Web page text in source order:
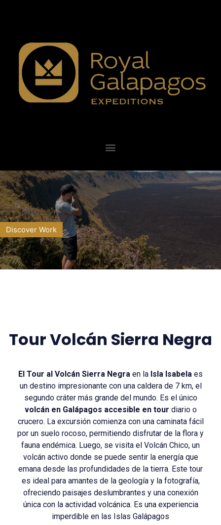
Discover Work
Tour Volcán Sierra Negra
El Tour al Volcán Sierra Negra en la Isla Isabela es
un destino impresionante con una caldera de 7 km, el
segundo cráter más grande del mundo. Es el único
volcán en Galápagos accesible en tour diario o
crucero. La excursión comienza con una caminata fácil
por un suelo rocoso, permitiendo disfrutar de la flora y
fauna endémica. Luego, se visita el Volcán Chico, un
volcán activo donde se puede sentir la energía que
emana desde las profundidades de la tierra. Este tour
es ideal para amantes de la geología y la fotografía,
ofreciendo paisajes deslumbrantes y una conexión
única con la actividad volcánica. Es una experiencia
imperdible en las Islas Galápagos